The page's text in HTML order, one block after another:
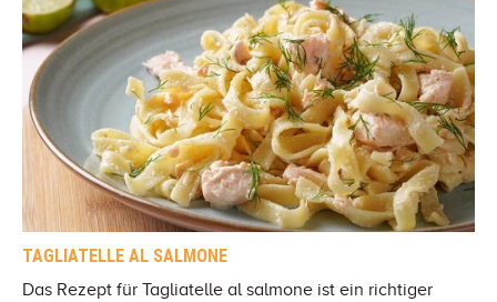
TAGLIATELLE AL SALMONE
Das Rezept für Tagliatelle al salmone ist ein richtiger